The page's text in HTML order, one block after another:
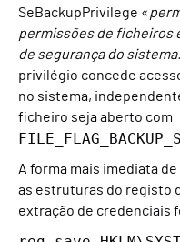
SeBackupPrivilege «
permissões de ficheiros
de segurança do sistema.
privilégio concede
no sistema,
ficheiro seja aberto com
A forma mais imediata
as estruturas do registo
extração de credenciais